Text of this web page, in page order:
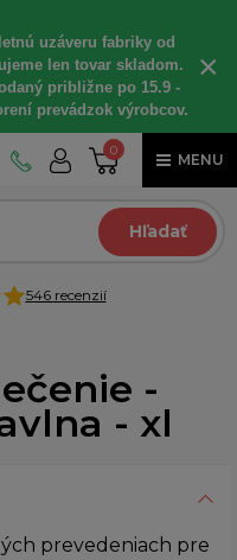
uzáveru fabriky od
len tovar skladom.
približne po 15.9 -
prevádzok výrobcov.
×
0
MENU
Hľadať
546 recenzií
-
- xl
prevedeniach pre